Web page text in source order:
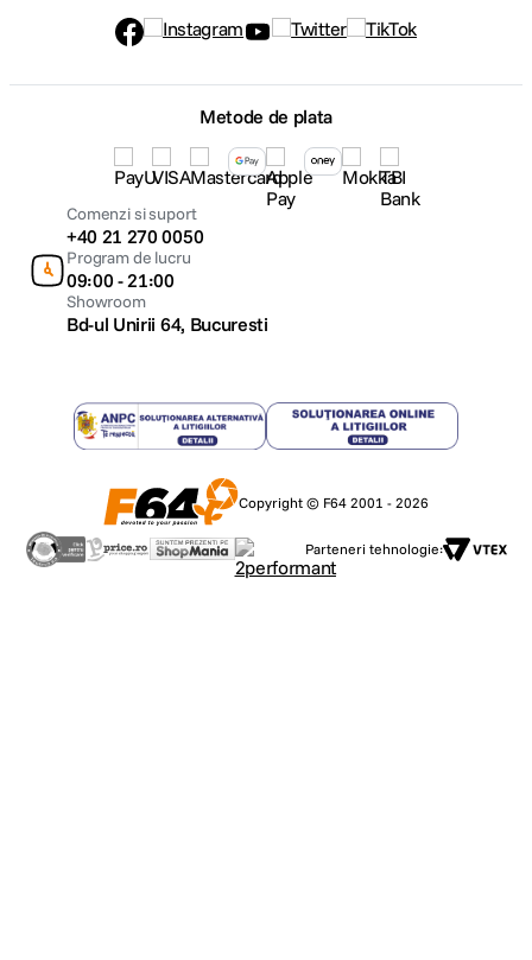
Metode de plata
Comenzi si suport
+40 21 270 0050
Program de lucru
09:00 - 21:00
Showroom
Bd-ul Unirii 64, Bucuresti
Copyright © F64 2001 - 2026
Parteneri tehnologie: